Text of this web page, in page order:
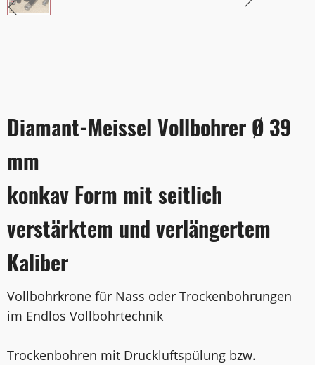
Diamant-Meissel Vollbohrer Ø 39
mm
konkav Form mit seitlich
verstärktem und verlängertem
Kaliber
Vollbohrkrone für Nass oder Trockenbohrungen
im Endlos Vollbohrtechnik
Trockenbohren mit Druckluftspülung bzw.